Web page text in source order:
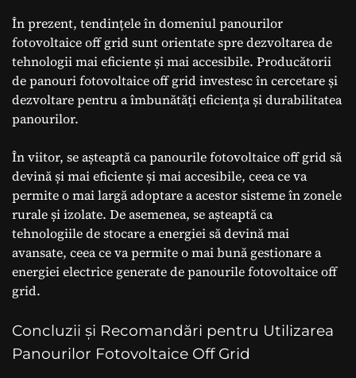
În prezent, tendințele în domeniul panourilor
fotovoltaice off grid sunt orientate spre dezvoltarea de
tehnologii mai eficiente și mai accesibile. Producătorii
de panouri fotovoltaice off grid investesc în cercetare și
dezvoltare pentru a îmbunătăți eficiența și durabilitatea
panourilor.
În viitor, se așteaptă ca panourile fotovoltaice off grid să
devină și mai eficiente și mai accesibile, ceea ce va
permite o mai largă adoptare a acestor sisteme în zonele
rurale și izolate. De asemenea, se așteaptă ca
tehnologiile de stocare a energiei să devină mai
avansate, ceea ce va permite o mai bună gestionare a
energiei electrice generate de panourile fotovoltaice off
grid.
Concluzii și Recomandări pentru Utilizarea
Panourilor Fotovoltaice Off Grid